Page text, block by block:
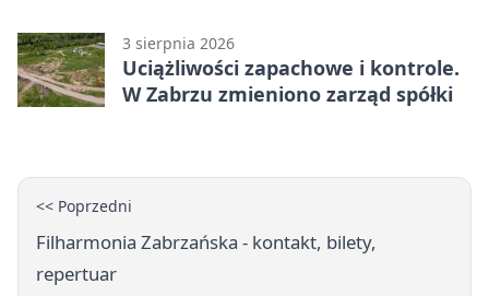
3 sierpnia 2026
Uciążliwości zapachowe i kontrole.
W Zabrzu zmieniono zarząd spółki
<< Poprzedni
Filharmonia Zabrzańska - kontakt, bilety,
repertuar